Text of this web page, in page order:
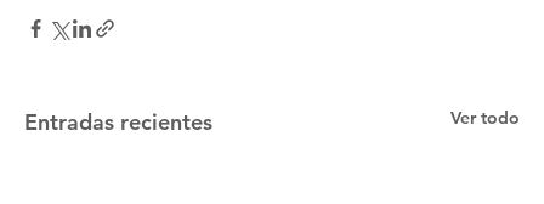
Entradas recientes Ver todo